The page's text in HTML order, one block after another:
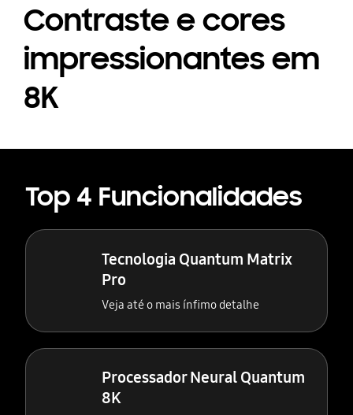
Contraste e cores
impressionantes em
8K
Top 4 Funcionalidades
Tecnologia Quantum Matrix
Pro
Veja até o mais ínfimo detalhe
Processador Neural Quantum
8K